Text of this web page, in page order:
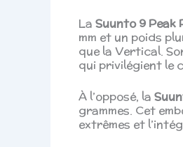
La Suunto 9 Peak
mm et un poids
que la Vertical.
qui privilégient le
À l’opposé, la
grammes. Cet
extrêmes et